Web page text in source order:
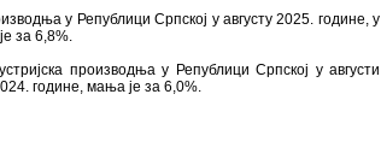
у Републици Српској у августу 2025. године, у
за 6,8%.
производња у Републици Српској у августи
године, мања је за 6,0%.